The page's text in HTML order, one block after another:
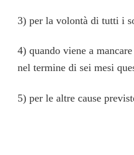
3) per la volontà di tutti i
4) quando viene a
nel termine di sei mesi
5) per le altre cause